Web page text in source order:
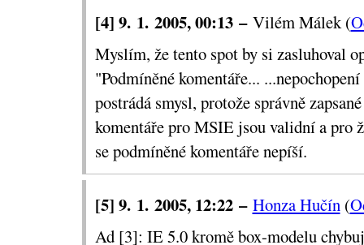
[4] 9. 1. 2005, 00:13 – Vilém Málek (
Myslím, že tento spot by si zasluhoval
"Podmíněné komentáře...
postrádá smysl, protože správně
komentáře pro MSIE jsou validní a pro
se podmíněné komentáře nepíší.
[5] 9. 1. 2005, 12:22 – Honza Hučín(
Ad [3]: IE 5.0 kromě box-modelu